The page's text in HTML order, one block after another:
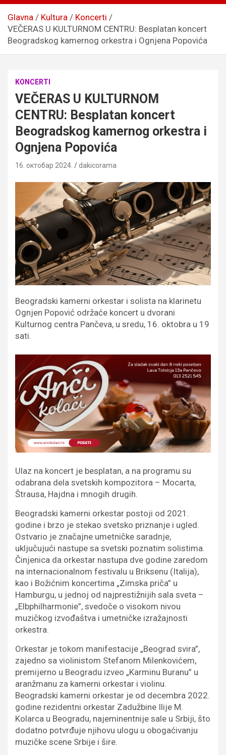
Glavna Kultura
Koncerti
VEČERAS U KULTURNOM CENTRU: Besplatan koncert
Beogradskog kamernog orkestra i Ognjena Popovića
KONCERTI
VEČERAS U KULTURNOM
CENTRU: Besplatan koncert
Beogradskog kamernog orkestra i
Ognjena Popovića
16. октобар 2024. dakicorama
Beogradski kamerni orkestar i solista na klarinetu
Ognjen Popović održaće koncert u dvorani
Kulturnog centra Pančeva, u sredu, 16. oktobra u 19
sati.
Ulaz na koncert je besplatan, a na programu su
odabrana dela svetskih kompozitora – Mocarta,
Štrausa, Hajdna i mnogih drugih.
Beogradski kamerni orkestar postoji od 2021.
godine i brzo je stekao svetsko priznanje i ugled.
Ostvario je značajne umetničke saradnje,
uključujući nastupe sa svetski poznatim solistima.
Činjenica da orkestar nastupa dve godine zaredom
na internacionalnom festivalu u Briksenu (Italija),
kao i Božićnim koncertima „Zimska priča” u
Hamburgu, u jednoj od najprestižnijih sala sveta –
„Elbphilharmonie”, svedoče o visokom nivou
muzičkog izvođaštva i umetničke izražajnosti
orkestra.
Orkestar je tokom manifestacije „Beograd svira”,
zajedno sa violinistom Stefanom Milenkovićem,
premijerno u Beogradu izveo „Karminu Buranu” u
aranžmanu za kamerni orkestar i violinu.
Beogradski kamerni orkestar je od decembra 2022.
godine rezidentni orkestar Zadužbine Ilije M.
Kolarca u Beogradu, najeminentnije sale u Srbiji, što
dodatno potvrđuje njihovu ulogu u obogaćivanju
muzičke scene Srbije i šire.